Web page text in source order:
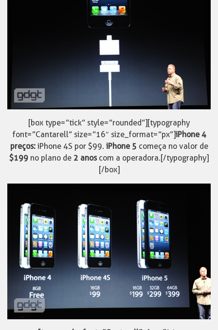
[box type=”tick” style=”rounded”][typography
font=”Cantarell” size=”16″ size_format=”px”]iPhone 4
preços:iPhone 4S por $99. iPhone 5 começa no valor de
$199 no plano de 2 anoscom a operadora.[/typography]
[/box]